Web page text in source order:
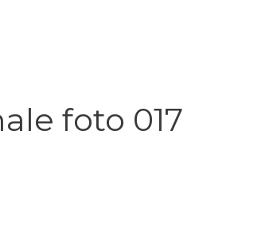
foto 017